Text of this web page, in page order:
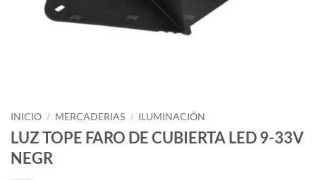
INICIO / MERCADERIAS / ILUMINACIÓN
LUZ TOPE FARO DE CUBIERTA LED 9-33V
NEGR